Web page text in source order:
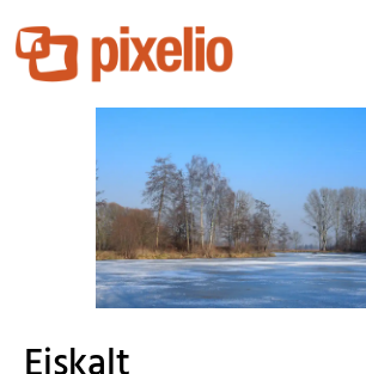
angieconscious